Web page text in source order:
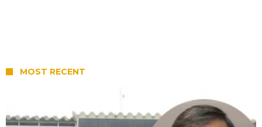
MOST RECENT